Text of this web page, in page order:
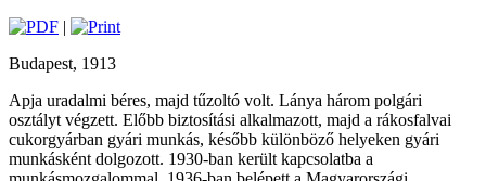
|
Budapest, 1913
Apja uradalmi béres, majd tűzoltó volt. Lánya három polgári
osztályt végzett. Előbb biztosítási alkalmazott, majd a rákosfalvai
cukorgyárban gyári munkás, később különböző helyeken gyári
munkásként dolgozott. 1930-ban került kapcsolatba a